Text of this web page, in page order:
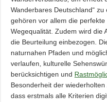
Wanderbares Deutschland“
gehören vor allem die
Wegequalität. Zudem wird die
die Beurteilung einbezogen.
naturnahen Pfaden und
verlaufen, kulturelle
berücksichtigen und
Besonderheit der
dass erstmals alle Kriterien